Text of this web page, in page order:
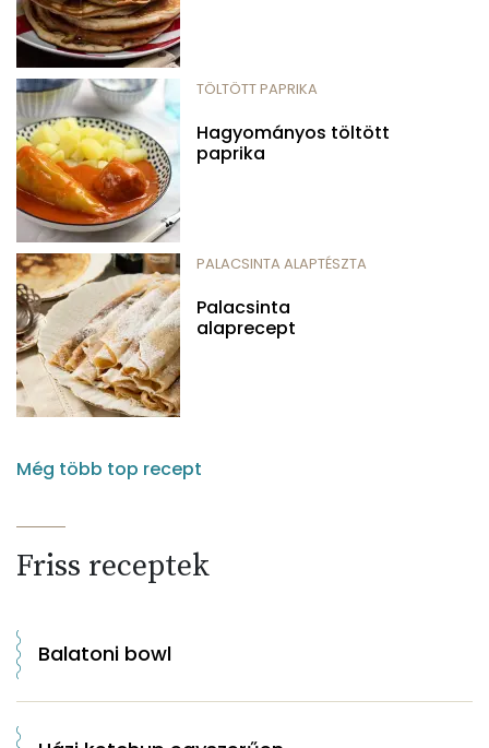
TÖLTÖTT PAPRIKA
Hagyományos töltött
paprika
PALACSINTA ALAPTÉSZTA
Palacsinta
alaprecept
Még több top recept
Friss receptek
Balatoni bowl